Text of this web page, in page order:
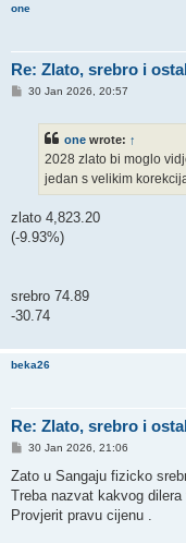
one
Re: Zlato, srebro i
P30 Jan 2026, 20:57
one wrote: ↑
2028 zlato bi moglo
jedan s velikim
zlato 4,823.20
(-9.93%)
srebro 74.89
-30.74
beka26
Re: Zlato, srebro i
P
s
30 Jan 2026, 21:06
Zato u Sangaju fizicko
Treba nazvat kakvog
Provjerit pravu cijenu .